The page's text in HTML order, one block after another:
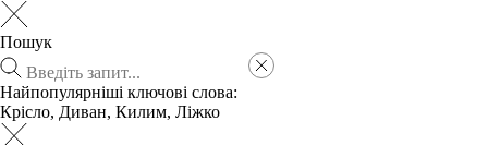
Пошук
Найпопулярніші ключові слова:
Крісло, Диван, Килим, Ліжко